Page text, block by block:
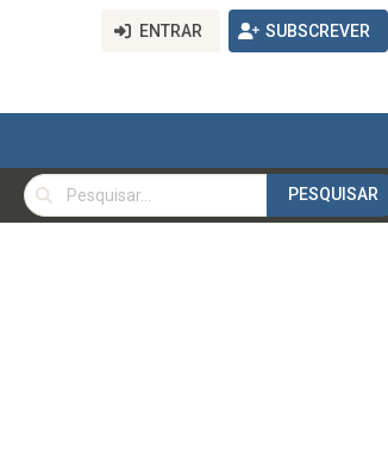
ENTRAR SUBSCREVER
PESQUISAR
PESQUISAR